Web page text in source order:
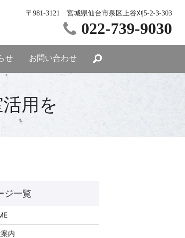
〒981-3121 宮城県仙台市泉区上谷刈5-2-3-303
022-739-9030
せ お問い合わせ
用を
内